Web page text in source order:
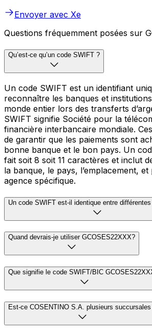
Envoyer avec Xe
Questions fréquemment posées sur
Qu’est-ce qu’un code SWIFT ?
Un code SWIFT est un identifiant
reconnaître les banques et
monde entier lors des transferts
SWIFT signifie Société pour la
financière interbancaire mondiale.
de garantir que les paiements sont
bonne banque et le bon pays. Un
fait soit 8 soit 11 caractères et inclut
la banque, le pays, l’emplacement,
agence spécifique.
Un code SWIFT est-il identique entre
Quand devrais-je utiliser GCOSES22XXX?
Que signifie le code SWIFT/BIC
Est-ce COSENTINO S.A. plusieurs